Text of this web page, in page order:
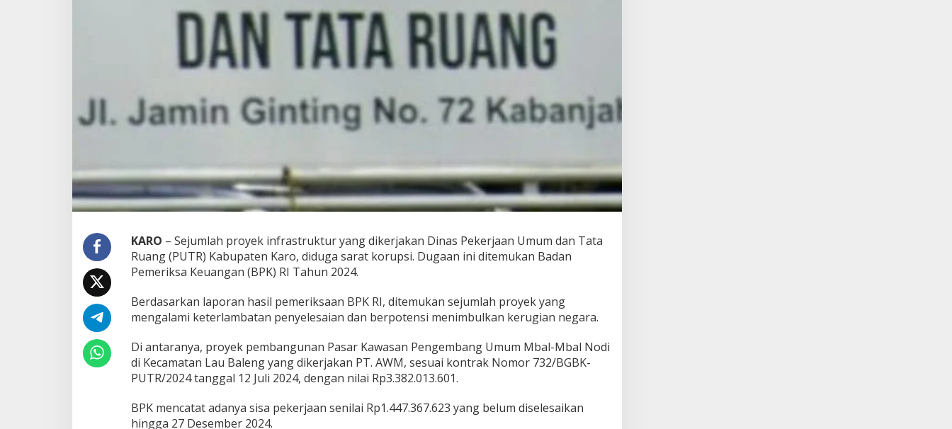
a
n
u
m
l
a
P
r
o
y
k
I
r
a
s
r
u
KARO – Sejumlah proyek infrastruktur yang dikerjakan Dinas Pekerjaan Umum dan Tata
Ruang (PUTR) Kabupaten Karo, diduga sarat korupsi. Dugaan ini ditemukan Badan
Pemeriksa Keuangan (BPK) RI Tahun 2024.
Berdasarkan laporan hasil pemeriksaan BPK RI, ditemukan sejumlah proyek yang
mengalami keterlambatan penyelesaian dan berpotensi menimbulkan kerugian negara.
Di antaranya, proyek pembangunan Pasar Kawasan Pengembang Umum Mbal-Mbal Nodi
di Kecamatan Lau Baleng yang dikerjakan PT. AWM, sesuai kontrak Nomor 732/BGBK-
PUTR/2024 tanggal 12 Juli 2024, dengan nilai Rp3.382.013.601.
BPK mencatat adanya sisa pekerjaan senilai Rp1.447.367.623 yang belum diselesaikan
hingga 27 Desember 2024.